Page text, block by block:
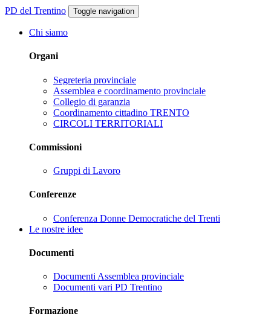
PD del Trentino Toggle navigation
Chi siamo
Organi
Segreteria provinciale
Assemblea e coordinamento provinciale
Collegio di garanzia
Coordinamento cittadino TRENTO
CIRCOLI TERRITORIALI
Commissioni
Gruppi di Lavoro
Conferenze
Conferenza Donne Democratiche del Trenti
Le nostre idee
Documenti
Documenti Assemblea provinciale
Documenti vari PD Trentino
Formazione